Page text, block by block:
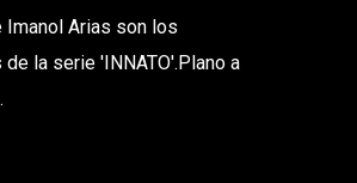
Imanol Arias son los
la serie 'INNATO'.Plano a